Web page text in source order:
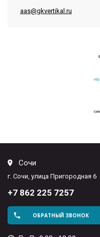
aas@gkvertikal.ru
Сочи
г. Сочи, улица Пригородная 6
+7 862 225 7257
ОБРАТНЫЙ ЗВОНОК